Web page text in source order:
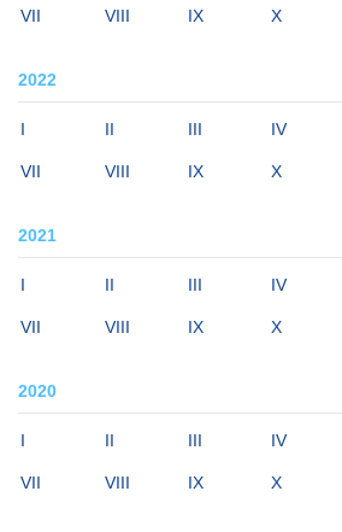
VII VIII IX X
2022
I II III IV
VII VIII IX X
2021
I II III IV
VII VIII IX X
2020
I II III IV
VII VIII IX X